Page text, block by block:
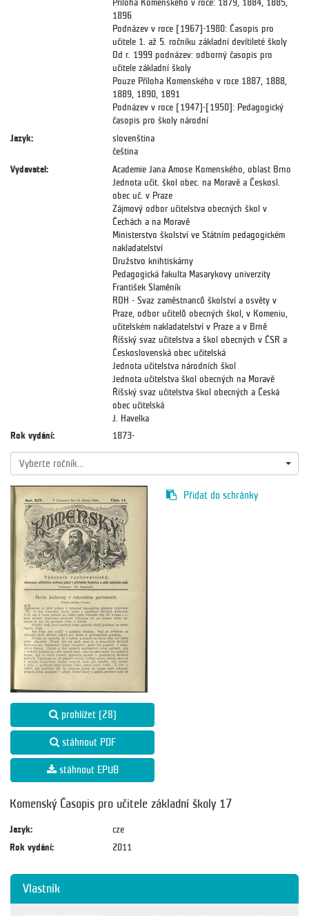
Příloha Komenského v roce: 1879, 1884, 1885,
1896
Podnázev v roce [1967]-1980: Časopis pro
učitele 1. až 5. ročníku základní devítileté školy
Od r. 1999 podnázev: odborný časopis pro
učitele základní školy
Pouze Příloha Komenského v roce 1887, 1888,
1889, 1890, 1891
Podnázev v roce [1947]-[1950]: Pedagogický
časopis pro školy národní
Jazyk:
slovenština
čeština
Vydavatel:
Academie Jana Amose Komenského, oblast Brno
Jednota učit. škol obec. na Moravě a Českosl.
obec uč. v Praze
Zájmový odbor učitelstva obecných škol v
Čechách a na Moravě
Ministerstvo školství ve Státním pedagogickém
nakladatelství
Družstvo knihtiskárny
Pedagogická fakulta Masarykovy univerzity
František Slaměník
ROH - Svaz zaměstnanců školství a osvěty v
Praze, odbor učitelů obecných škol, v Komeniu,
učitelském nakladatelství v Praze a v Brně
Říšský svaz učitelstva a škol obecných v ČSR a
Československá obec učitelská
Jednota učitelstva národních škol
Jednota učitelstva škol obecných na Moravě
Říšský svaz učitelstva škol obecných a Česká
obec učitelská
J. Havelka
Rok vydání:
1873-
Vyberte ročník...
prohlížet (28)
stáhnout PDF
stáhnout EPUB
Přidat do schránky
Komenský Časopis pro učitele základní školy 17
Jazyk:
cze
Rok vydání:
2011
Vlastník